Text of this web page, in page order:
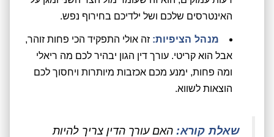
האינטרסים שלכם ושל ילדיכם בחירוף נפש.
מנהל הציפיות: זה אולי התפקיד הכי פחות זוהר,
אבל הוא קריטי. עורך דין הגון יבהיר לכם מה ריאלי
ומה פחות, ימנע מכם אכזבות מיותרות ויחסוך לכם
הוצאות לשווא.
שאלת קורא:האם עורך הדין צריך להיות